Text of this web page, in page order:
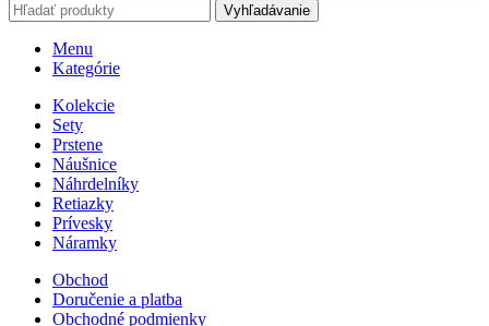
Vyhľadávanie
Menu
Kategórie
Kolekcie
Sety
Prstene
Náušnice
Náhrdelníky
Retiazky
Prívesky
Náramky
Obchod
Doručenie a platba
Obchodné podmienky